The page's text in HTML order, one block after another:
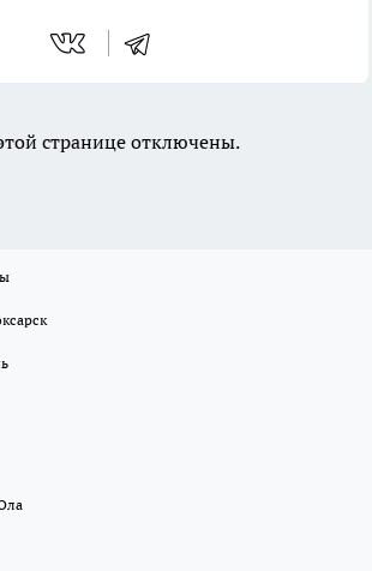
странице отключены.